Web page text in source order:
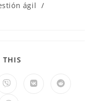
ágil /
THIS